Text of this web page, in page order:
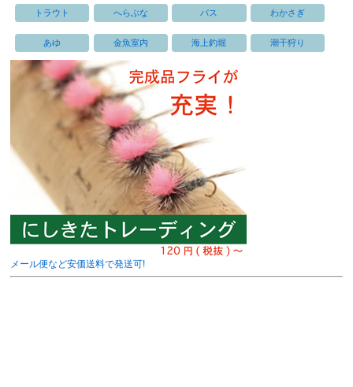
トラウト へらぶな バス わかさぎ
あゆ 金魚室内 海上釣堀 潮干狩り
メール便など安価送料で発送可!